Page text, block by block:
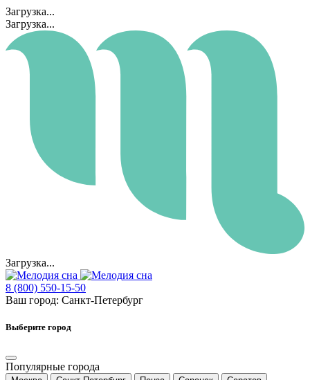
Загрузка...
Загрузка...
Загрузка...
8 (800) 550-15-50
Ваш город: Санкт-Петербург
Выберите город
Популярные города